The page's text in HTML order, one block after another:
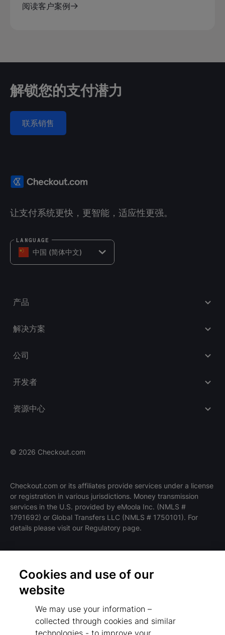
阅读客户案例
解锁您的支付潜力
联系销售
让支付系统更快，更智能，适应性更强。
中国 (简体中文)
LANGUAGE
产品
解决方案
公司
职位在招 HIRING
开发者
资源中心
© 2026 Checkout.com
Checkout.com or its affiliates provide services under a license
or registration in various jurisdictions. Money transmission
services in the U.S. provided by eMoola Inc. (NMLS #
1791692) or Global Transfers LLC (NMLS # 1750101). For
details please visit our Regulatory page.
条款和政策
隐私政策
监管机构
Cookies Settings
Cookies and use of our
website
We may use your information –
collected through cookies and similar
technologies - to improve your